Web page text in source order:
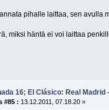
pihalle laittaa, sen avulla
miksi häntä ei voi laittaa
16; El Clásico: Real Madrid
#85 : 13.12.2011, 07.18.20 »